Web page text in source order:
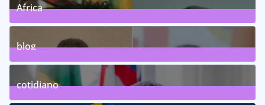
Africa
0Posts
blog
75Posts
cotidiano